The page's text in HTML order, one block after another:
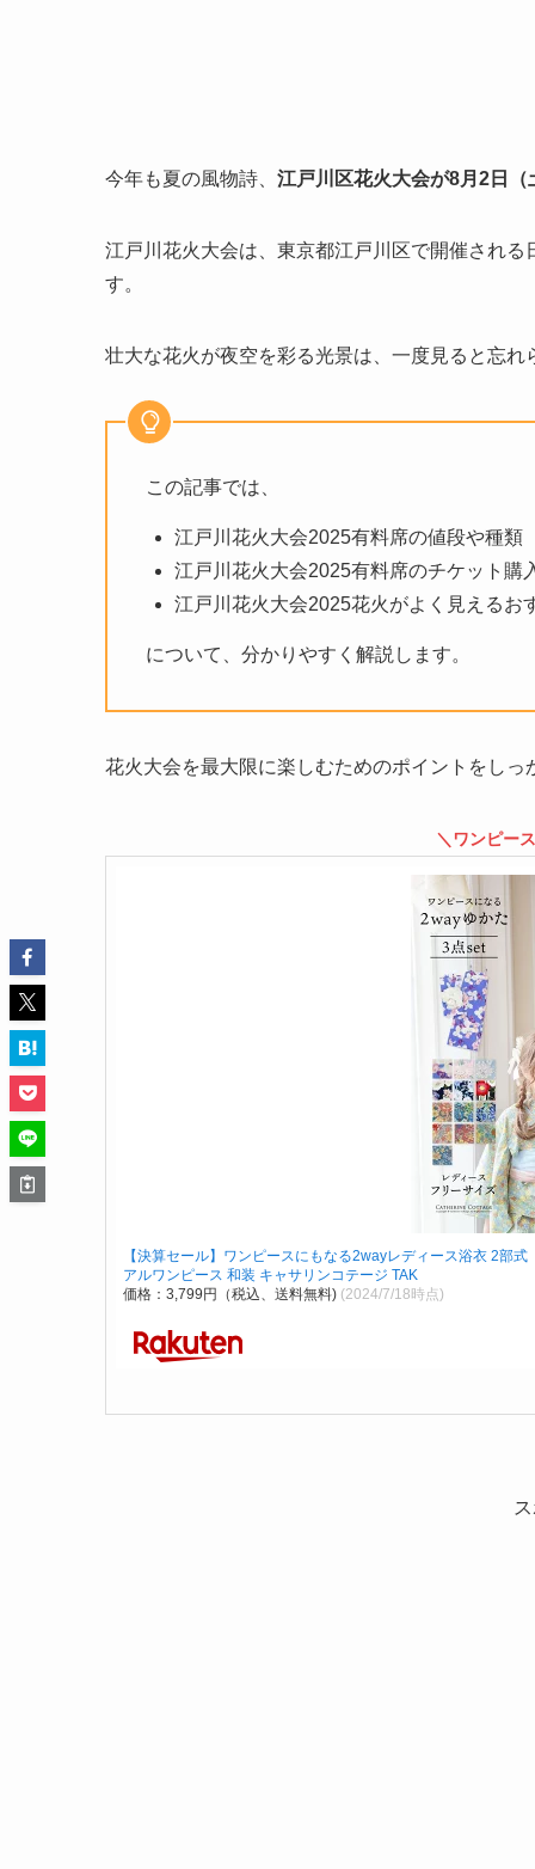
今年も夏の風物詩、 江戸川区花火大会が8月2日（
江戸川花火大会は、東京都江戸川区で開催され
す。
壮大な花火が夜空を彩る光景は、一度見ると忘れ
この記事では、
江戸川花火大会2025有料席の値段や種類
江戸川花火大会2025有料席のチケット購
江戸川花火大会2025花火がよく見えるお
について、分かりやすく解説します。
花火大会を最大限に楽しむためのポイントをし
＼ワンピー
【決算セール】ワンピースにもなる2wayレディース浴衣 2部
アルワンピース 和装 キャサリンコテージ TAK
価格：3,799円（税込、送料無料) (2024/7/18時点)